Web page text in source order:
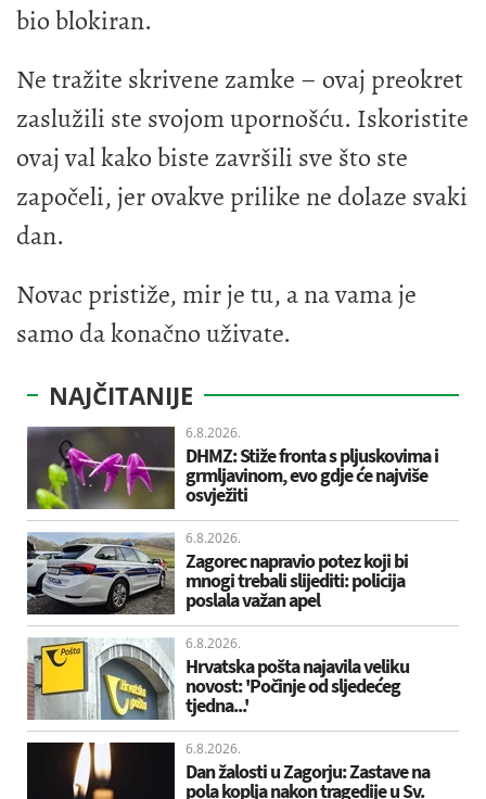
bio blokiran.
Ne tražite skrivene zamke – ovaj preokret
zaslužili ste svojom upornošću. Iskoristite
ovaj val kako biste završili sve što ste
započeli, jer ovakve prilike ne dolaze svaki
dan.
Novac pristiže, mir je tu, a na vama je
samo da konačno uživate.
NAJČITANIJE
6.8.2026.
DHMZ: Stiže fronta s pljuskovima i
grmljavinom, evo gdje će najviše
osvježiti
6.8.2026.
Zagorec napravio potez koji bi
mnogi trebali slijediti: policija
poslala važan apel
6.8.2026.
Hrvatska pošta najavila veliku
novost: 'Počinje od sljedećeg
tjedna...'
6.8.2026.
Dan žalosti u Zagorju: Zastave na
pola koplja nakon tragedije u Sv.